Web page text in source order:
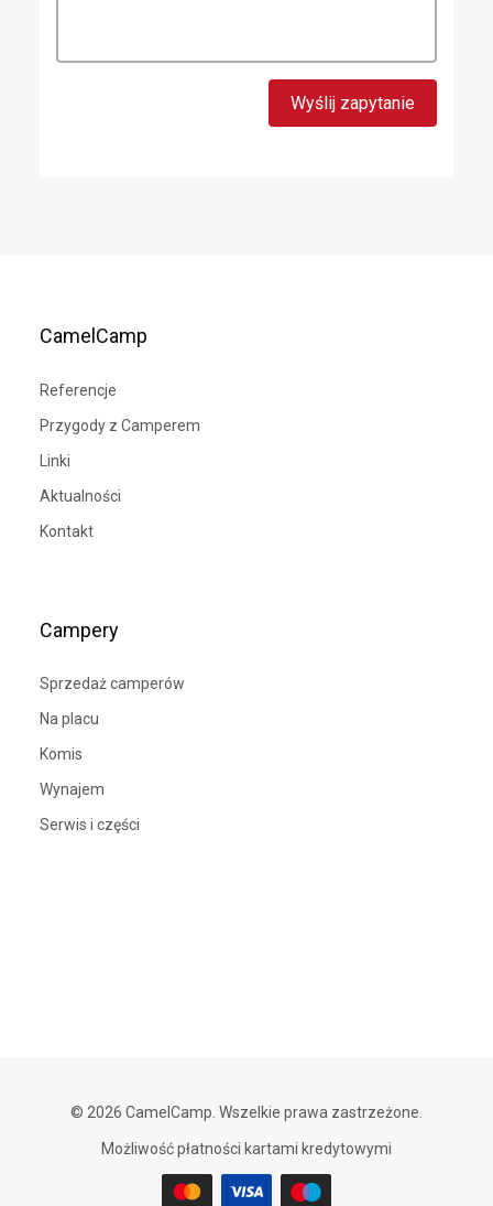
CamelCamp
Referencje
Przygody z Camperem
Linki
Aktualności
Kontakt
Campery
Sprzedaż camperów
Na placu
Komis
Wynajem
Serwis i części
© 2026 CamelCamp. Wszelkie prawa zastrzeżone.
Możliwość płatności kartami kredytowymi